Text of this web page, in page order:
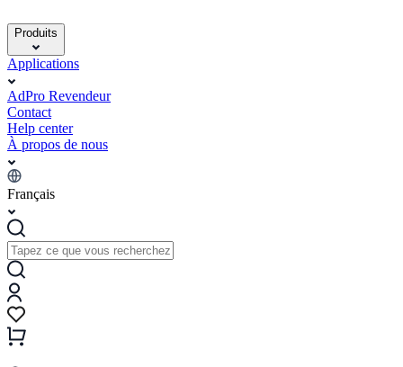
Produits
Applications
AdPro Revendeur
Contact
Help center
À propos de nous
Français